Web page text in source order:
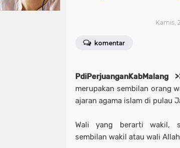
Kamis,
komentar
merupakan sembilan orang
ajaran agama islam di pulau
Wali yang berarti wakil,
sembilan wakil atau wali Allah